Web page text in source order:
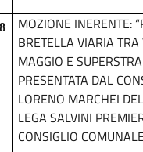
8
MOZIONE INERENTE:
BRETELLA VIARIA
MAGGIO E
PRESENTATA DAL
LORENO MARCHEI
LEGA SALVINI
CONSIGLIO